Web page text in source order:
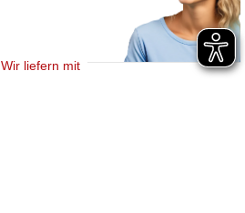
Wir liefern mit